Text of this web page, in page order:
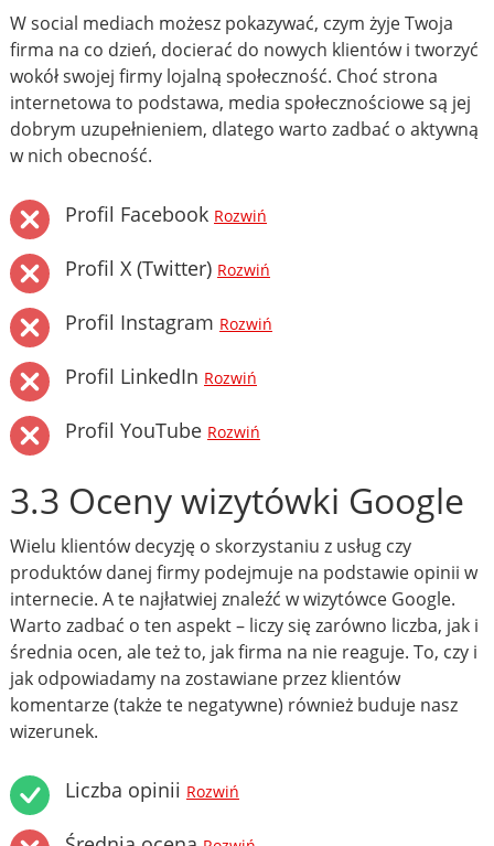
W social mediach możesz pokazywać, czym żyje Twoja
firma na co dzień, docierać do nowych klientów i tworzyć
wokół swojej firmy lojalną społeczność. Choć strona
internetowa to podstawa, media społecznościowe są jej
dobrym uzupełnieniem, dlatego warto zadbać o aktywną
w nich obecność.
Profil Facebook Rozwiń
Profil X (Twitter) Rozwiń
Profil Instagram Rozwiń
Profil LinkedIn Rozwiń
Profil YouTube Rozwiń
3.3 Oceny wizytówki Google
Wielu klientów decyzję o skorzystaniu z usług czy
produktów danej firmy podejmuje na podstawie opinii w
internecie. A te najłatwiej znaleźć w wizytówce Google.
Warto zadbać o ten aspekt – liczy się zarówno liczba, jak i
średnia ocen, ale też to, jak firma na nie reaguje. To, czy i
jak odpowiadamy na zostawiane przez klientów
komentarze (także te negatywne) również buduje nasz
wizerunek.
Liczba opinii Rozwiń